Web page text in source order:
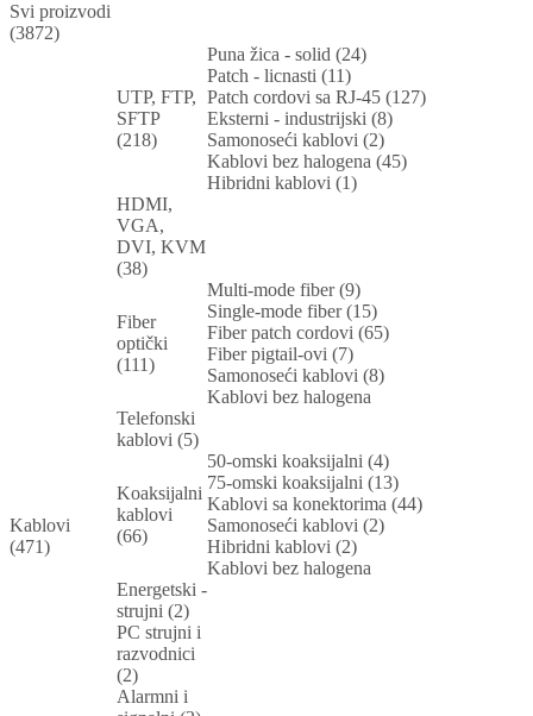
Svi proizvodi
(3872)
Kablovi
(471)
UTP, FTP,
SFTP
(218)
Puna žica - solid (24)
Patch - licnasti (11)
Patch cordovi sa RJ-45 (127)
Eksterni - industrijski (8)
Samonoseći kablovi (2)
Kablovi bez halogena (45)
Hibridni kablovi (1)
HDMI,
VGA,
DVI, KVM
(38)
Fiber
optički
(111)
Multi-mode fiber (9)
Single-mode fiber (15)
Fiber patch cordovi (65)
Fiber pigtail-ovi (7)
Samonoseći kablovi (8)
Kablovi bez halogena
Telefonski
kablovi (5)
Koaksijalni
kablovi
(66)
50-omski koaksijalni (4)
75-omski koaksijalni (13)
Kablovi sa konektorima (44)
Samonoseći kablovi (2)
Hibridni kablovi (2)
Kablovi bez halogena
Energetski -
strujni (2)
PC strujni i
razvodnici
(2)
Alarmni i